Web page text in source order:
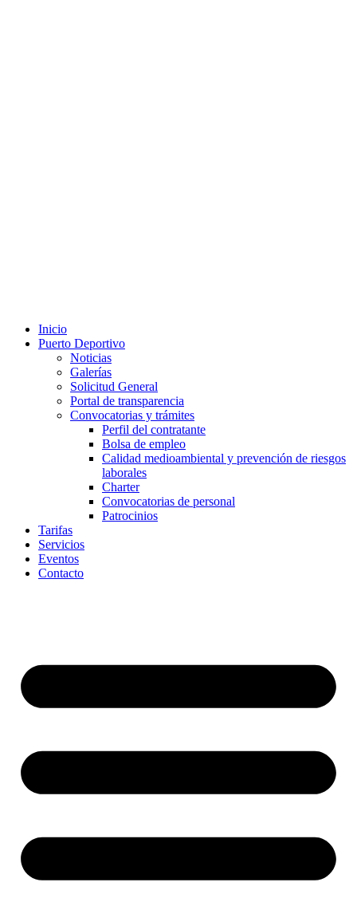
Inicio
Puerto Deportivo
Noticias
Galerías
Solicitud General
Portal de transparencia
Convocatorias y trámites
Perfil del contratante
Bolsa de empleo
Calidad medioambiental y prevención de riesgos
laborales
Charter
Convocatorias de personal
Patrocinios
Tarifas
Servicios
Eventos
Contacto